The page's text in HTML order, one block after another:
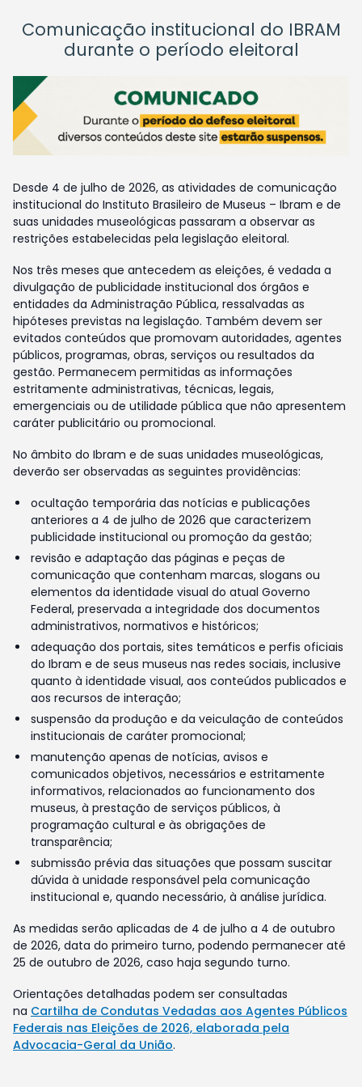
Comunicação institucional do IBRAM
durante o período eleitoral
Desde 4 de julho de 2026, as atividades de comunicação
institucional do Instituto Brasileiro de Museus – Ibram e de
suas unidades museológicas passaram a observar as
restrições estabelecidas pela legislação eleitoral.
Nos três meses que antecedem as eleições, é vedada a
divulgação de publicidade institucional dos órgãos e
entidades da Administração Pública, ressalvadas as
hipóteses previstas na legislação. Também devem ser
evitados conteúdos que promovam autoridades, agentes
públicos, programas, obras, serviços ou resultados da
gestão. Permanecem permitidas as informações
estritamente administrativas, técnicas, legais,
emergenciais ou de utilidade pública que não apresentem
caráter publicitário ou promocional.
No âmbito do Ibram e de suas unidades museológicas,
deverão ser observadas as seguintes providências:
ocultação temporária das notícias e publicações
anteriores a 4 de julho de 2026 que caracterizem
publicidade institucional ou promoção da gestão;
revisão e adaptação das páginas e peças de
comunicação que contenham marcas, slogans ou
elementos da identidade visual do atual Governo
Federal, preservada a integridade dos documentos
administrativos, normativos e históricos;
adequação dos portais, sites temáticos e perfis oficiais
do Ibram e de seus museus nas redes sociais, inclusive
quanto à identidade visual, aos conteúdos publicados e
aos recursos de interação;
suspensão da produção e da veiculação de conteúdos
institucionais de caráter promocional;
manutenção apenas de notícias, avisos e
comunicados objetivos, necessários e estritamente
informativos, relacionados ao funcionamento dos
museus, à prestação de serviços públicos, à
programação cultural e às obrigações de
transparência;
submissão prévia das situações que possam suscitar
dúvida à unidade responsável pela comunicação
institucional e, quando necessário, à análise jurídica.
As medidas serão aplicadas de 4 de julho a 4 de outubro
de 2026, data do primeiro turno, podendo permanecer até
25 de outubro de 2026, caso haja segundo turno.
Orientações detalhadas podem ser consultadas
na Cartilha de Condutas Vedadas aos Agentes Públicos
Federais nas Eleições de 2026, elaborada pela
Advocacia-Geral da União.